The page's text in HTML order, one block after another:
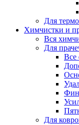
Для
Химчистки и
Вся
Для
Все
Для